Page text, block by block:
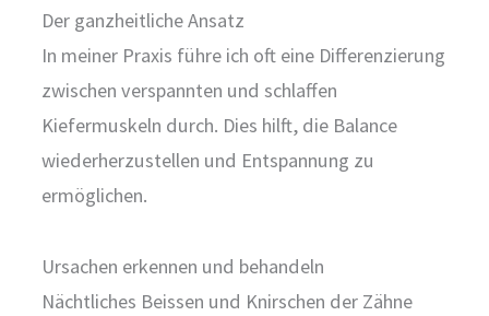
Der ganzheitliche Ansatz
In meiner Praxis führe ich oft eine Differenzierung
zwischen verspannten und schlaffen
Kiefermuskeln durch. Dies hilft, die Balance
wiederherzustellen und Entspannung zu
ermöglichen.
Ursachen erkennen und behandeln
Nächtliches Beissen und Knirschen der Zähne